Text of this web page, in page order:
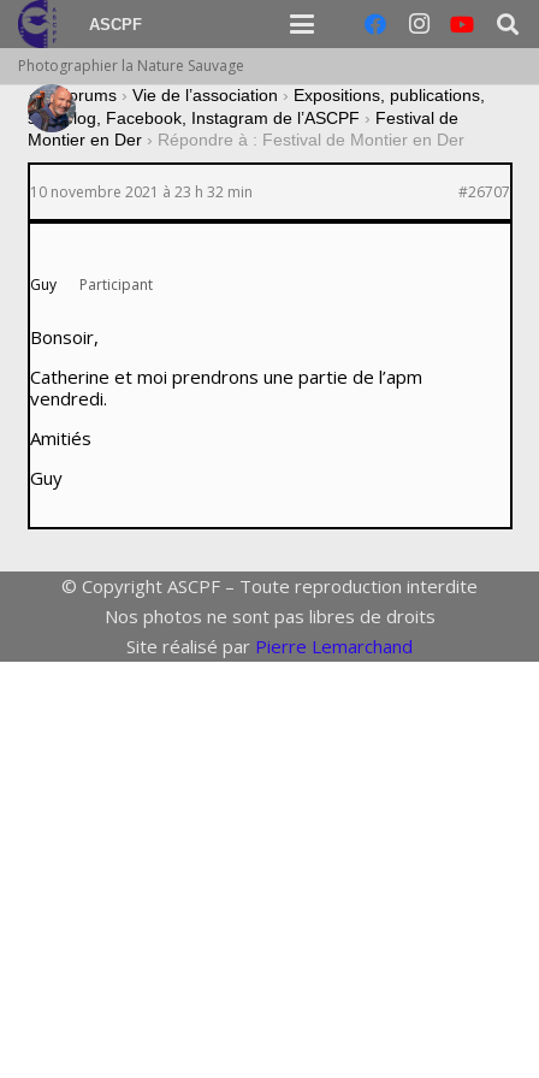
ASCPF
Photographier la Nature Sauvage
› Forums › Vie de l’association › Expositions, publications,
site, blog, Facebook, Instagram de l’ASCPF › Festival de
Montier en Der › Répondre à : Festival de Montier en Der
10 novembre 2021 à 23 h 32 min #26707
Guy Participant
Bonsoir,
Catherine et moi prendrons une partie de l’apm
vendredi.
Amitiés
Guy
© Copyright ASCPF – Toute reproduction interdite
Nos photos ne sont pas libres de droits
Site réalisé par Pierre Lemarchand